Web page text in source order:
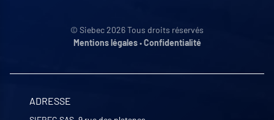
© Siebec 2026 Tous droits réservés
Mentions légales•Confidentialité
ADRESSE